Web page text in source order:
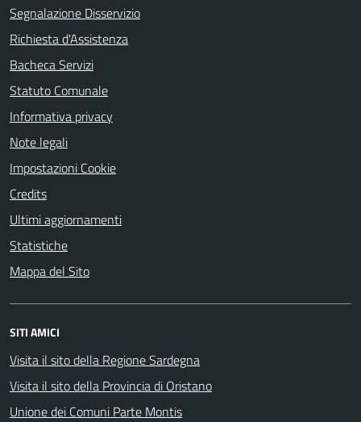
Segnalazione Disservizio
Richiesta d'Assistenza
Bacheca Servizi
Statuto Comunale
Informativa privacy
Note legali
Impostazioni Cookie
Credits
Ultimi aggiornamenti
Statistiche
Mappa del Sito
SITI AMICI
Visita il sito della Regione Sardegna
Visita il sito della Provincia di Oristano
Unione dei Comuni Parte Montis